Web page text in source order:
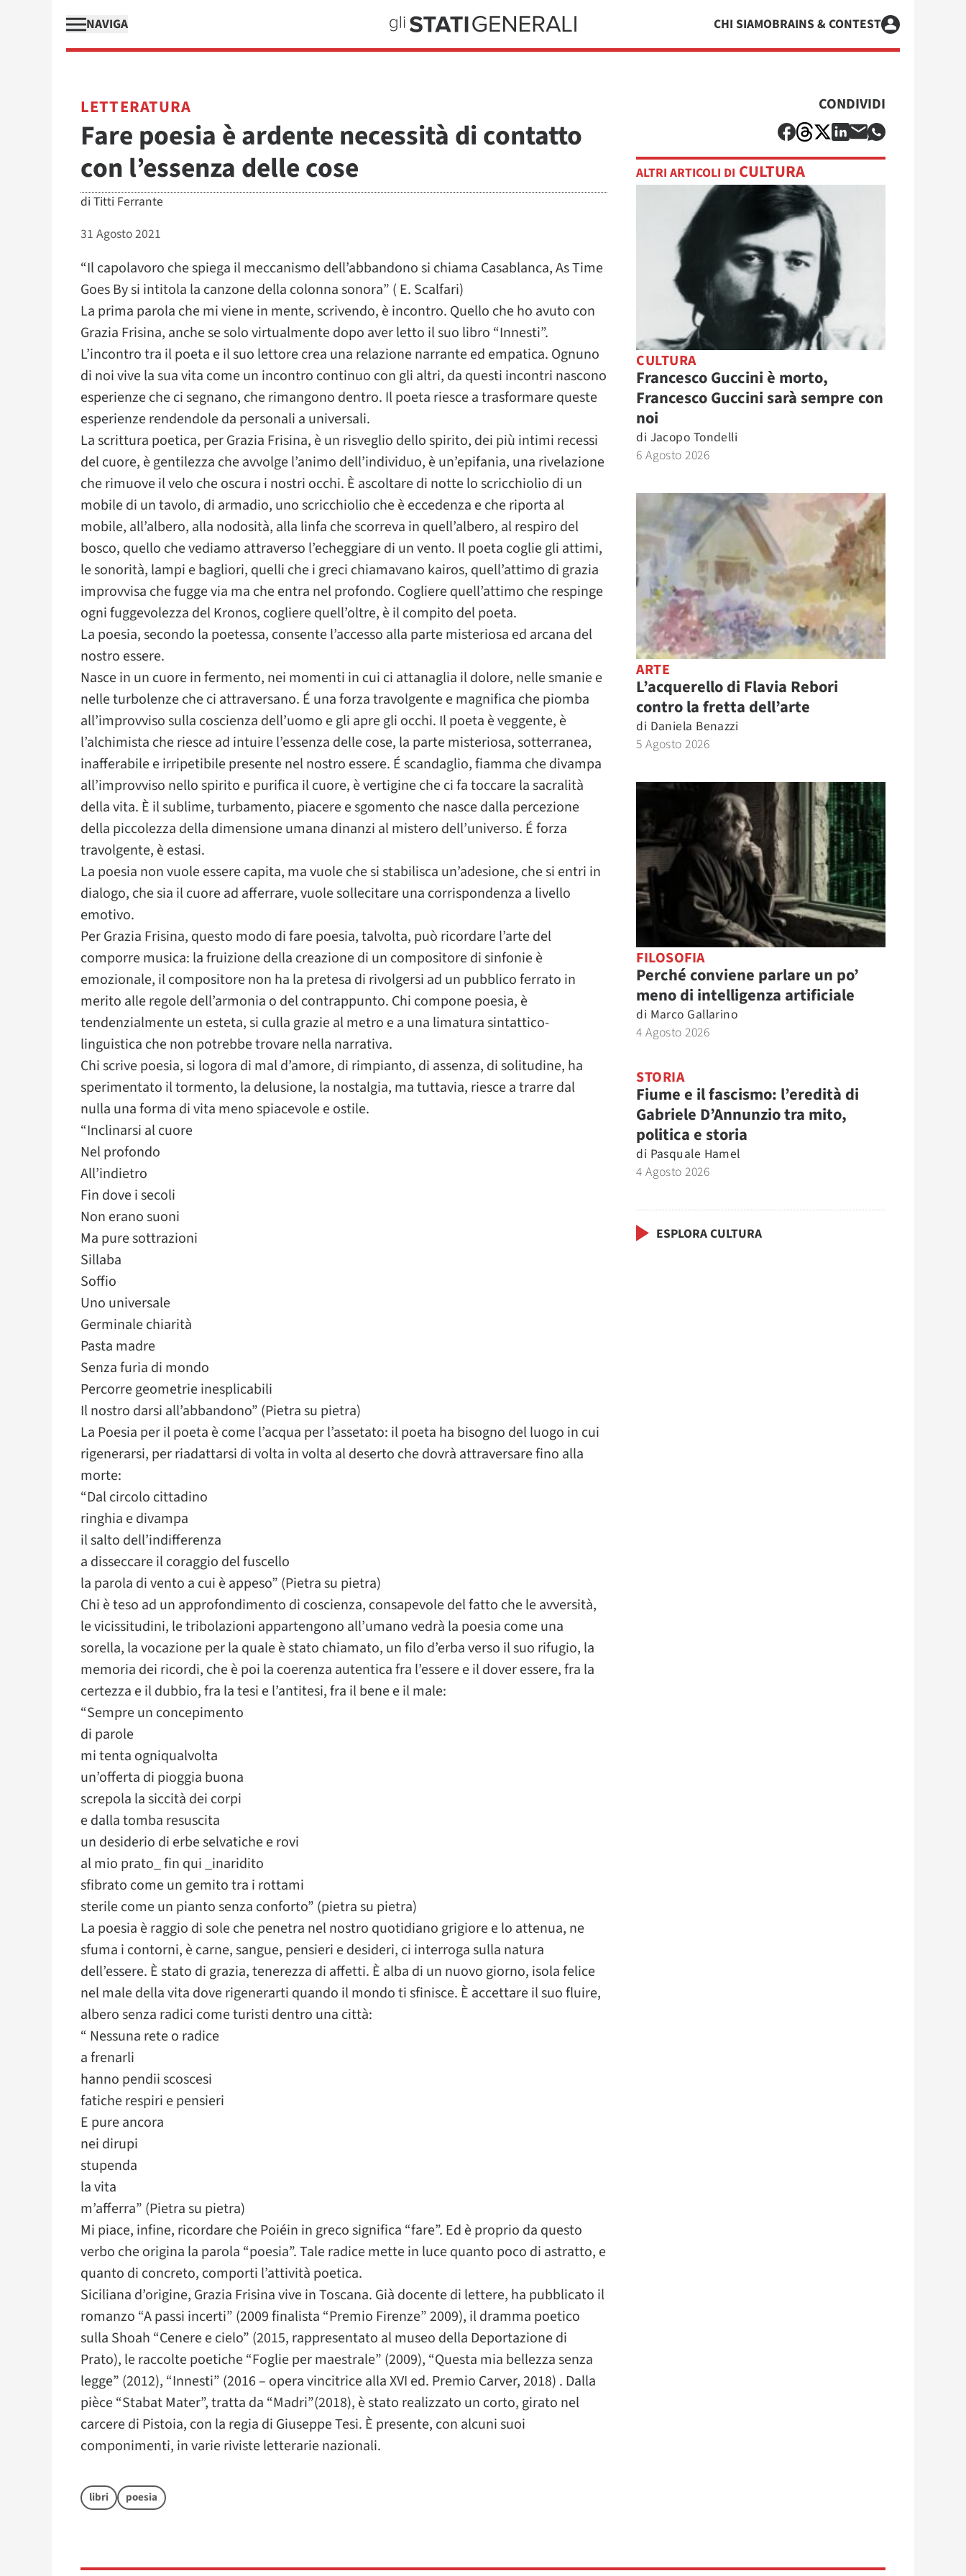
NAVIGA CHI SIAMOBRAINS & CONTEST
LETTERATURA
Fare poesia è ardente necessità di contatto
con l’essenza delle cose
di Titti Ferrante
31 Agosto 2021
“Il capolavoro che spiega il meccanismo dell’abbandono si chiama Casablanca, As Time
Goes By si intitola la canzone della colonna sonora” ( E. Scalfari)
La prima parola che mi viene in mente, scrivendo, è incontro. Quello che ho avuto con
Grazia Frisina, anche se solo virtualmente dopo aver letto il suo libro “Innesti”.
L’incontro tra il poeta e il suo lettore crea una relazione narrante ed empatica. Ognuno
di noi vive la sua vita come un incontro continuo con gli altri, da questi incontri nascono
esperienze che ci segnano, che rimangono dentro. Il poeta riesce a trasformare queste
esperienze rendendole da personali a universali.
La scrittura poetica, per Grazia Frisina, è un risveglio dello spirito, dei più intimi recessi
del cuore, è gentilezza che avvolge l’animo dell’individuo, è un’epifania, una rivelazione
che rimuove il velo che oscura i nostri occhi. È ascoltare di notte lo scricchiolio di un
mobile di un tavolo, di armadio, uno scricchiolio che è eccedenza e che riporta al
mobile, all’albero, alla nodosità, alla linfa che scorreva in quell’albero, al respiro del
bosco, quello che vediamo attraverso l’echeggiare di un vento. Il poeta coglie gli attimi,
le sonorità, lampi e bagliori, quelli che i greci chiamavano kairos, quell’attimo di grazia
improvvisa che fugge via ma che entra nel profondo. Cogliere quell’attimo che respinge
ogni fuggevolezza del Kronos, cogliere quell’oltre, è il compito del poeta.
La poesia, secondo la poetessa, consente l’accesso alla parte misteriosa ed arcana del
nostro essere.
Nasce in un cuore in fermento, nei momenti in cui ci attanaglia il dolore, nelle smanie e
nelle turbolenze che ci attraversano. É una forza travolgente e magnifica che piomba
all’improvviso sulla coscienza dell’uomo e gli apre gli occhi. Il poeta è veggente, è
l’alchimista che riesce ad intuire l’essenza delle cose, la parte misteriosa, sotterranea,
inafferabile e irripetibile presente nel nostro essere. É scandaglio, fiamma che divampa
all’improvviso nello spirito e purifica il cuore, è vertigine che ci fa toccare la sacralità
della vita. È il sublime, turbamento, piacere e sgomento che nasce dalla percezione
della piccolezza della dimensione umana dinanzi al mistero dell’universo. É forza
travolgente, è estasi.
La poesia non vuole essere capita, ma vuole che si stabilisca un’adesione, che si entri in
dialogo, che sia il cuore ad afferrare, vuole sollecitare una corrispondenza a livello
emotivo.
Per Grazia Frisina, questo modo di fare poesia, talvolta, può ricordare l’arte del
comporre musica: la fruizione della creazione di un compositore di sinfonie è
emozionale, il compositore non ha la pretesa di rivolgersi ad un pubblico ferrato in
merito alle regole dell’armonia o del contrappunto. Chi compone poesia, è
tendenzialmente un esteta, si culla grazie al metro e a una limatura sintattico-
linguistica che non potrebbe trovare nella narrativa.
Chi scrive poesia, si logora di mal d’amore, di rimpianto, di assenza, di solitudine, ha
sperimentato il tormento, la delusione, la nostalgia, ma tuttavia, riesce a trarre dal
nulla una forma di vita meno spiacevole e ostile.
“Inclinarsi al cuore
Nel profondo
All’indietro
Fin dove i secoli
Non erano suoni
Ma pure sottrazioni
Sillaba
Soffio
Uno universale
Germinale chiarità
Pasta madre
Senza furia di mondo
Percorre geometrie inesplicabili
Il nostro darsi all’abbandono” (Pietra su pietra)
La Poesia per il poeta è come l’acqua per l’assetato: il poeta ha bisogno del luogo in cui
rigenerarsi, per riadattarsi di volta in volta al deserto che dovrà attraversare fino alla
morte:
“Dal circolo cittadino
ringhia e divampa
il salto dell’indifferenza
a disseccare il coraggio del fuscello
la parola di vento a cui è appeso” (Pietra su pietra)
Chi è teso ad un approfondimento di coscienza, consapevole del fatto che le avversità,
le vicissitudini, le tribolazioni appartengono all’umano vedrà la poesia come una
sorella, la vocazione per la quale è stato chiamato, un filo d’erba verso il suo rifugio, la
memoria dei ricordi, che è poi la coerenza autentica fra l’essere e il dover essere, fra la
certezza e il dubbio, fra la tesi e l’antitesi, fra il bene e il male:
“Sempre un concepimento
di parole
mi tenta ogniqualvolta
un’offerta di pioggia buona
screpola la siccità dei corpi
e dalla tomba resuscita
un desiderio di erbe selvatiche e rovi
al mio prato_ fin qui _inaridito
sfibrato come un gemito tra i rottami
sterile come un pianto senza conforto” (pietra su pietra)
La poesia è raggio di sole che penetra nel nostro quotidiano grigiore e lo attenua, ne
sfuma i contorni, è carne, sangue, pensieri e desideri, ci interroga sulla natura
dell’essere. È stato di grazia, tenerezza di affetti. È alba di un nuovo giorno, isola felice
nel male della vita dove rigenerarti quando il mondo ti sfinisce. È accettare il suo fluire,
albero senza radici come turisti dentro una città:
“ Nessuna rete o radice
a frenarli
hanno pendii scoscesi
fatiche respiri e pensieri
E pure ancora
nei dirupi
stupenda
la vita
m’afferra” (Pietra su pietra)
Mi piace, infine, ricordare che Poiéin in greco significa “fare”. Ed è proprio da questo
verbo che origina la parola “poesia”. Tale radice mette in luce quanto poco di astratto, e
quanto di concreto, comporti l’attività poetica.
Siciliana d’origine, Grazia Frisina vive in Toscana. Già docente di lettere, ha pubblicato il
romanzo “A passi incerti” (2009 finalista “Premio Firenze” 2009), il dramma poetico
sulla Shoah “Cenere e cielo” (2015, rappresentato al museo della Deportazione di
Prato), le raccolte poetiche “Foglie per maestrale” (2009), “Questa mia bellezza senza
legge” (2012), “Innesti” (2016 – opera vincitrice alla XVI ed. Premio Carver, 2018) . Dalla
pièce “Stabat Mater”, tratta da “Madri”(2018), è stato realizzato un corto, girato nel
carcere di Pistoia, con la regia di Giuseppe Tesi. È presente, con alcuni suoi
componimenti, in varie riviste letterarie nazionali.
libri poesia
CONDIVIDI
ALTRI ARTICOLI DI CULTURA
CULTURA
Francesco Guccini è morto,
Francesco Guccini sarà sempre con
noi
di Jacopo Tondelli
6 Agosto 2026
ARTE
L’acquerello di Flavia Rebori
contro la fretta dell’arte
di Daniela Benazzi
5 Agosto 2026
FILOSOFIA
Perché conviene parlare un po’
meno di intelligenza artificiale
di Marco Gallarino
4 Agosto 2026
STORIA
Fiume e il fascismo: l’eredità di
Gabriele D’Annunzio tra mito,
politica e storia
di Pasquale Hamel
4 Agosto 2026
ESPLORA CULTURA